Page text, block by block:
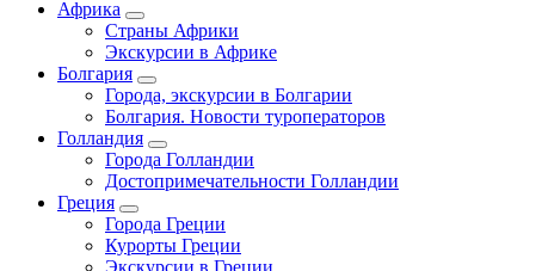
Африка
Страны Африки
Экскурсии в Африке
Болгария
Города, экскурсии в Болгарии
Болгария. Новости туроператоров
Голландия
Города Голландии
Достопримечательности Голландии
Греция
Города Греции
Курорты Греции
Экскурсии в Греции